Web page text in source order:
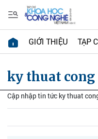
GIỚI THIỆU TẠP
ky thuat cong
Cập nhập tin tức ky thuat